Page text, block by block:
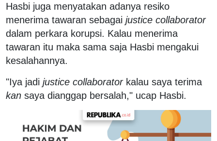
Hasbi juga menyatakan adanya resiko
menerima tawaran sebagai justice collaborator
dalam perkara korupsi. Kalau menerima
tawaran itu maka sama saja Hasbi mengakui
kesalahannya.
"Iya jadi justice collaboratorkalau saya terima
kan saya dianggap bersalah," ucap Hasbi.